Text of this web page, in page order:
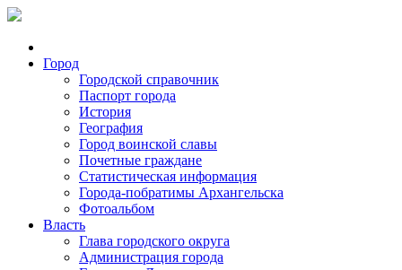
Город
Городской справочник
Паспорт города
История
География
Город воинской славы
Почетные граждане
Статистическая информация
Города-побратимы Архангельска
Фотоальбом
Власть
Глава городского округа
Администрация города